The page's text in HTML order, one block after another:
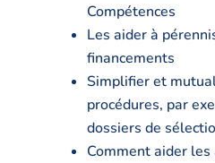
Compétences
Les aider à
financements
Simplifier et
procédures, par
dossiers de
Comment aider les